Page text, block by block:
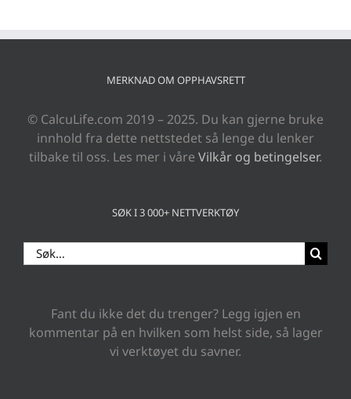
MERKNAD OM OPPHAVSRETT
© CalcuLife.com 2019 – 2025. Du kan gjerne bruke
innhold fra dette nettstedet så lenge du lenker
tilbake til oss. Les mer i våre Vilkår og betingelser.
SØK I 3 000+ NETTVERKTØY
Search
for:
Fant du ikke det du trenger? Legg igjen en
kommentar på en hvilken som helst side, så lager
vi verktøyet du savner.